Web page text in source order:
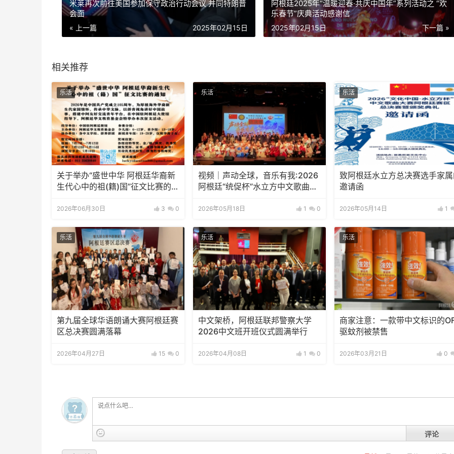
米莱再次前往美国参加保守政治行动会议 并同特朗普
会面
« 上一篇 2025年02月15日
阿根廷2025年“温暖迎春·共庆中国年”系列活动之 “欢
乐春节”庆典活动感谢信
下一篇 »
2025年02月15日
相关推荐
乐活
关于举办“盛世中华 阿根廷华裔新
生代心中的祖(籍)国”征文比赛的通
2026年06月30日 3 0
乐活
视频｜声动全球，音乐有我:2026
阿根廷“统促杯”水立方中文歌曲大
2026年05月18日 1 0
乐活
致阿根廷水立方总决赛选手家
邀请函
2026年05月14日 1
乐活
第九届全球华语朗诵大赛阿根廷赛
区总决赛圆满落幕
2026年04月27日 15 0
乐活
中文架桥，阿根廷联邦警察大学
2026中文班开班仪式圆满举行
2026年04月08日 1 0
乐活
商家注意：一款带中文标识的
驱蚊剂被禁售
2026年03月21日 0
评论